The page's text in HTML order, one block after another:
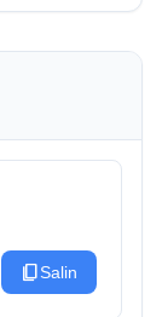
content_copySalin